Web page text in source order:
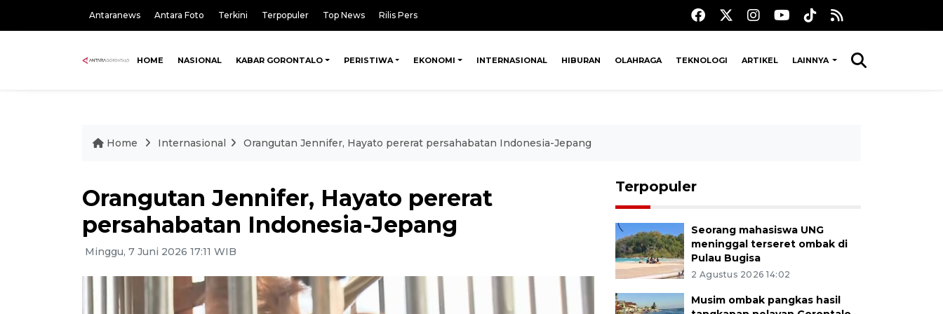
Antaranews Antara Foto Terkini Terpopuler Top News Rilis Pers
HOME NASIONAL KABAR GORONTALO PERISTIWA EKONOMI INTERNASIONAL HIBURAN OLAHRAGA TEKNOLOGI ARTIKEL LAINNYA
Home Internasional Orangutan Jennifer, Hayato pererat persahabatan Indonesia-Jepang
Orangutan Jennifer, Hayato pererat
persahabatan Indonesia-Jepang
Minggu, 7 Juni 2026 17:11 WIB
Terpopuler
Seorang mahasiswa UNG
meninggal terseret ombak di
Pulau Bugisa
2 Agustus 2026 14:02
Musim ombak pangkas hasil